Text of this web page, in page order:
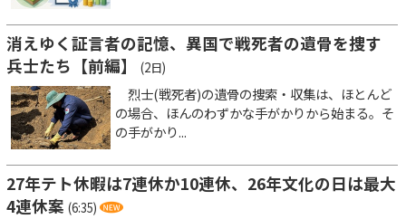
消えゆく証言者の記憶、異国で戦死者の遺骨を捜す
兵士たち【前編】
(2日)
烈士(戦死者)の遺骨の捜索・収集は、ほとんど
の場合、ほんのわずかな手がかりから始まる。そ
の手がかり...
27年テト休暇は7連休か10連休、26年文化の日は最大
4連休案 (6:35)